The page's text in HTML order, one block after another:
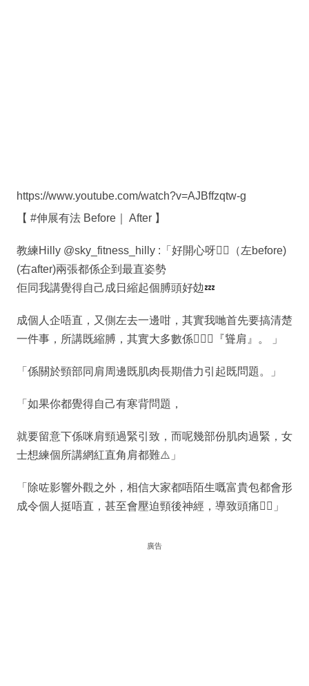
https://www.youtube.com/watch?v=AJBffzqtw-g
【 #伸展有法 Before｜ After 】
教練Hilly @sky_fitness_hilly :「好開心呀❤️‍🔥（左before)
(右after)兩張都係企到最直姿勢
佢同我講覺得自己成日縮起個膊頭好攰💤
成個人企唔直，又側左去一邊咁，其實我哋首先要搞清楚
一件事，所講既縮膊，其實大多數係💁🏻‍♀️『聳肩』。 」
「係關於頸部同肩周邊既肌肉長期借力引起既問題。」
「如果你都覺得自己有寒背問題，
就要留意下係咪肩頸過緊引致，而呢幾部份肌肉過緊，女
士想練個所講網紅直角肩都難⚠️」
「除咗影響外觀之外，相信大家都唔陌生嘅富貴包都會形
成令個人挺唔直，甚至會壓迫頸後神經，導致頭痛😵‍💫」
廣告